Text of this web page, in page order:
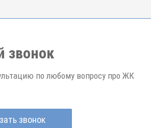
звонок
по любому вопросу про ЖК
звонок